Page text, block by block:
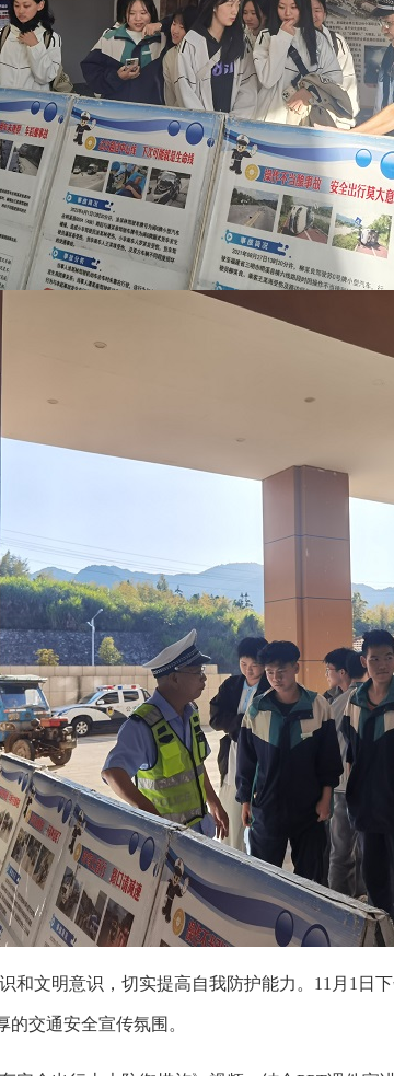
和文明意识，切实提高自我防护能力。 11月1日
交通安全宣传氛围。